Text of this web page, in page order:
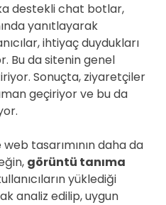
destekli chat botlar,
yanıtlayarak
ihtiyaç duydukları
Bu da sitenin genel
Sonuçta, ziyaretçiler
geçiriyor ve bu da
tasarımının daha da
görüntü tanıma
yüklediği
analiz edilip, uygun